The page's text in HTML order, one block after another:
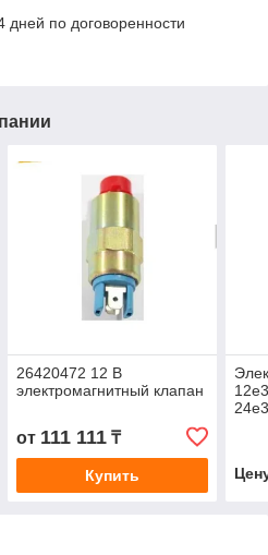
дней по договоренности
26420472 12 В
электромагнитный клапан
от 111 111₸
Купить